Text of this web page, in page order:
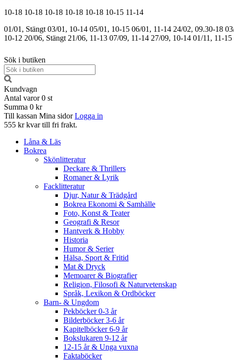
10-18 10-18 10-18 10-18 10-18 10-15 11-14
01/01, Stängt 03/01, 10-14 05/01, 10-15 06/01, 11-14 24/02, 09.30-18
10-12 20/06, Stängt 21/06, 11-13 07/09, 11-14 27/09, 10-14 01/11, 11-15
Sök i butiken
Kundvagn
Antal varor 0 st
Summa 0 kr
Till kassan Mina sidor Logga in
555 kr kvar till fri frakt.
Låna & Läs
Bokrea
Skönlitteratur
Deckare & Thrillers
Romaner & Lyrik
Facklitteratur
Djur, Natur & Trädgård
Bokrea Ekonomi & Samhälle
Foto, Konst & Teater
Geografi & Resor
Hantverk & Hobby
Historia
Humor & Serier
Hälsa, Sport & Fritid
Mat & Dryck
Memoarer & Biografier
Religion, Filosofi & Naturvetenskap
Språk, Lexikon & Ordböcker
Barn- & Ungdom
Pekböcker 0-3 år
Bilderböcker 3-6 år
Kapitelböcker 6-9 år
Bokslukaren 9-12 år
12-15 år & Unga vuxna
Faktaböcker